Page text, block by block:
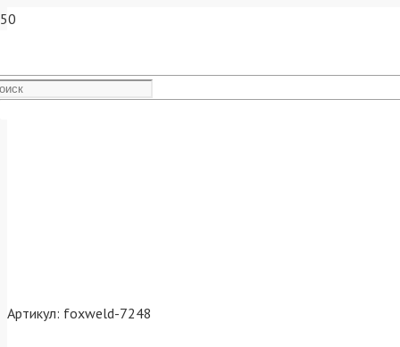
Блок автоматики FoxWeld
Артикул: foxweld-7248